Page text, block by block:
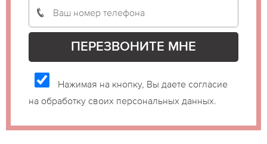
Нажимая на кнопку, Вы даете согласие
на обработку своих персональных данных.